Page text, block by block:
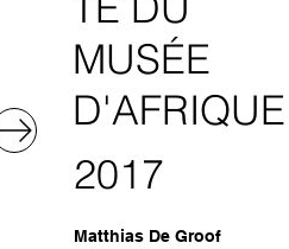
MUSÉE
D'AFRIQUE
2017
Matthias De Groof